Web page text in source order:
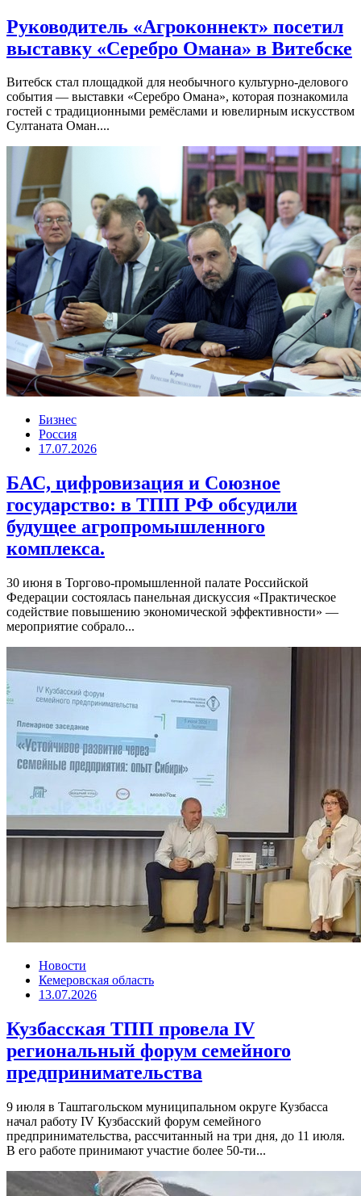
Руководитель «Агроконнект» посетил
выставку «Серебро Омана» в Витебске
Витебск стал площадкой для необычного культурно-делового
события — выставки «Серебро Омана», которая познакомила
гостей с традиционными ремёслами и ювелирным искусством
Султаната Оман....
Бизнес
Россия
17.07.2026
БАС, цифровизация и Союзное
государство: в ТПП РФ обсудили
будущее агропромышленного
комплекса.
30 июня в Торгово-промышленной палате Российской
Федерации состоялась панельная дискуссия «Практическое
содействие повышению экономической эффективности» —
мероприятие собрало...
Новости
Кемеровская область
13.07.2026
Кузбасская ТПП провела IV
региональный форум семейного
предпринимательства
9 июля в Таштагольском муниципальном округе Кузбасса
начал работу IV Кузбасский форум семейного
предпринимательства, рассчитанный на три дня, до 11 июля.
В его работе принимают участие более 50-ти...